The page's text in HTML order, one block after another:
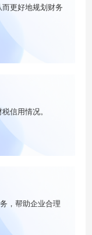
更好地规划财务
信用情况。
，帮助企业合理